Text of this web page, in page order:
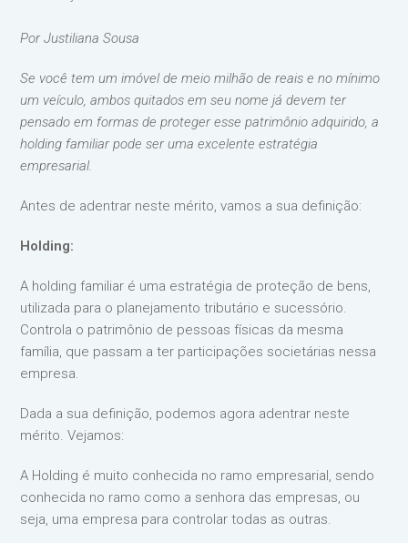
Por Justiliana Sousa
Se você tem um imóvel de meio milhão de reais e no mínimo
um veículo, ambos quitados em seu nome já devem ter
pensado em formas de proteger esse patrimônio adquirido, a
holding familiar pode ser uma excelente estratégia
empresarial.
Antes de adentrar neste mérito, vamos a sua definição:
Holding:
A holding familiar é uma estratégia de proteção de bens,
utilizada para o planejamento tributário e sucessório.
Controla o patrimônio de pessoas físicas da mesma
família, que passam a ter participações societárias nessa
empresa.
Dada a sua definição, podemos agora adentrar neste
mérito. Vejamos:
A Holding é muito conhecida no ramo empresarial, sendo
conhecida no ramo como a senhora das empresas, ou
seja, uma empresa para controlar todas as outras.